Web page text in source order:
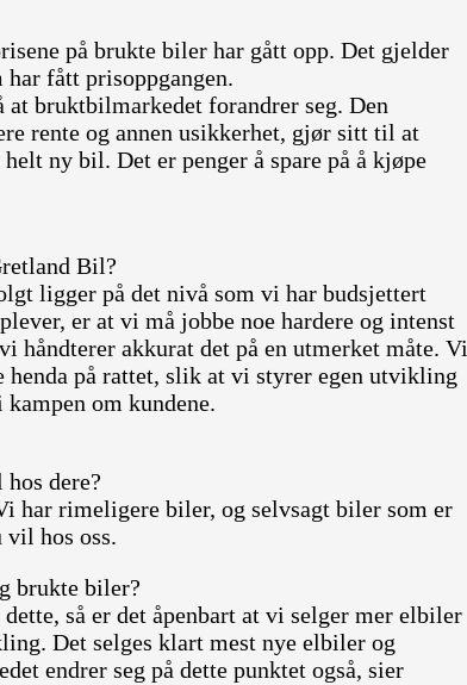
på brukte biler har gått opp. Det gjelder
fått prisoppgangen.
bruktbilmarkedet forandrer seg. Den
rente og annen usikkerhet, gjør sitt til at
ny bil. Det er penger å spare på å kjøpe
Bil?
ligger på det nivå som vi har budsjettert
er at vi må jobbe noe hardere og intenst
håndterer akkurat det på en utmerket måte. Vi
på rattet, slik at vi styrer egen utvikling
om kundene.
dere?
har rimeligere biler, og selvsagt biler som er
vil hos oss.
brukte biler?
så er det åpenbart at vi selger mer elbiler
Det selges klart mest nye elbiler og
endrer seg på dette punktet også, sier